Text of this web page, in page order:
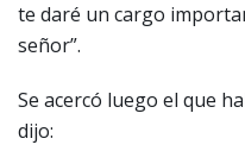
te daré un cargo
señor”.
Se acercó luego el que
dijo: